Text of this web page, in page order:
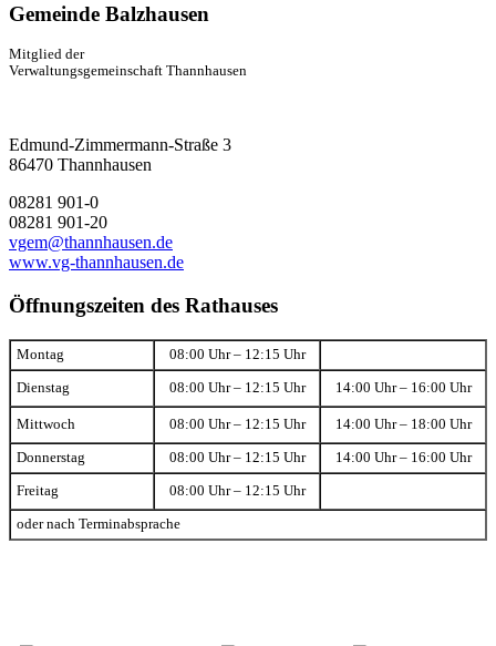
Gemeinde Balzhausen
Mitglied der
Verwaltungsgemeinschaft Thannhausen
Edmund-Zimmermann-Straße 3
86470 Thannhausen
08281 901-0
08281 901-20
vgem@thannhausen.de
www.vg-thannhausen.de
Öffnungszeiten des Rathauses
Montag 08:00 Uhr – 12:15 Uhr
Dienstag 08:00 Uhr – 12:15 Uhr 14:00 Uhr – 16:00 Uhr
Mittwoch 08:00 Uhr – 12:15 Uhr 14:00 Uhr – 18:00 Uhr
Donnerstag 08:00 Uhr – 12:15 Uhr 14:00 Uhr – 16:00 Uhr
Freitag 08:00 Uhr – 12:15 Uhr
oder nach Terminabsprache